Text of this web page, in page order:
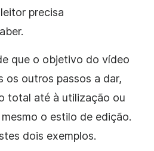
precisa
que o objetivo do vídeo
os outros passos a dar,
total até à utilização ou
o estilo de edição.
dois exemplos.